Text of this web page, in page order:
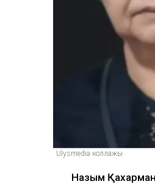
Ulysmedia коллажы
Назым Қахарман